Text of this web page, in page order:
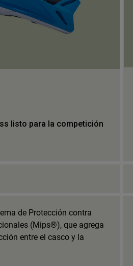
listo para la competición
de Protección contra
(Mips®), que agrega
entre el casco y la